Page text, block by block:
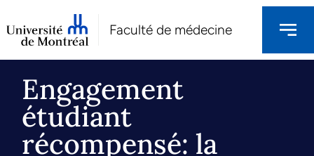
Faculté de médecine
Engagement
étudiant
récompensé: la